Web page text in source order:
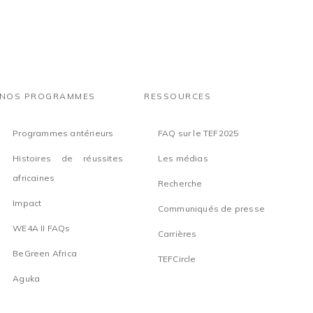
NOS PROGRAMMES
Programmes antérieurs
Histoires de réussites
africaines
Impact
WE4A II FAQs
BeGreen Africa
Aguka
RESSOURCES
FAQ sur le TEF2025
Les médias
Recherche
Communiqués de presse
Carrières
TEFCircle